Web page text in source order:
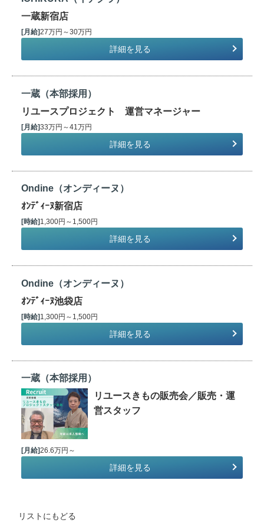
一蔵新宿店
[月給]27万円～30万円
詳細を見る
一蔵（本部採用）
リユースプロジェクト 運営マネージャー
[月給]33万円～41万円
詳細を見る
Ondine（オンディーヌ）
ｵﾝﾃﾞｨｰﾇ新宿店
[時給] 1,300円～1,500円
詳細を見る
Ondine（オンディーヌ）
ｵﾝﾃﾞｨｰﾇ池袋店
[時給]1,300円～1,500円
詳細を見る
一蔵（本部採用）
リユースきもの販売会／販売・運
営スタッフ
[月給]26.6万円～
詳細を見る
リストにもどる